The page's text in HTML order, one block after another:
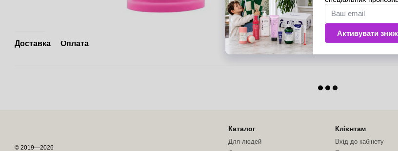
Доставка Оплата
Опис Відгуки
© 2019—2026
Каталог
Для людей
Клієнтам
Вхід до кабінету